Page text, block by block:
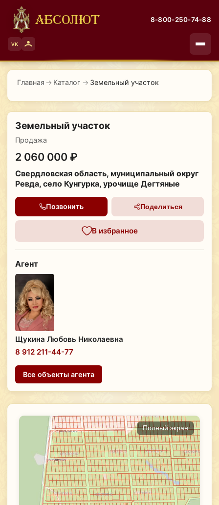
АБСОЛЮТ 8-800-250-74-88
VK
Главная → Каталог → Земельный участок
Полный экран
Земельный участок
Продажа
2 060 000 ₽
Свердловская область, муниципальный округ
Ревда, село Кунгурка, урочище Дегтяные
Позвонить Поделиться
В избранное
Агент
Щукина Любовь Николаевна
8 912 211-44-77
Все объекты агента